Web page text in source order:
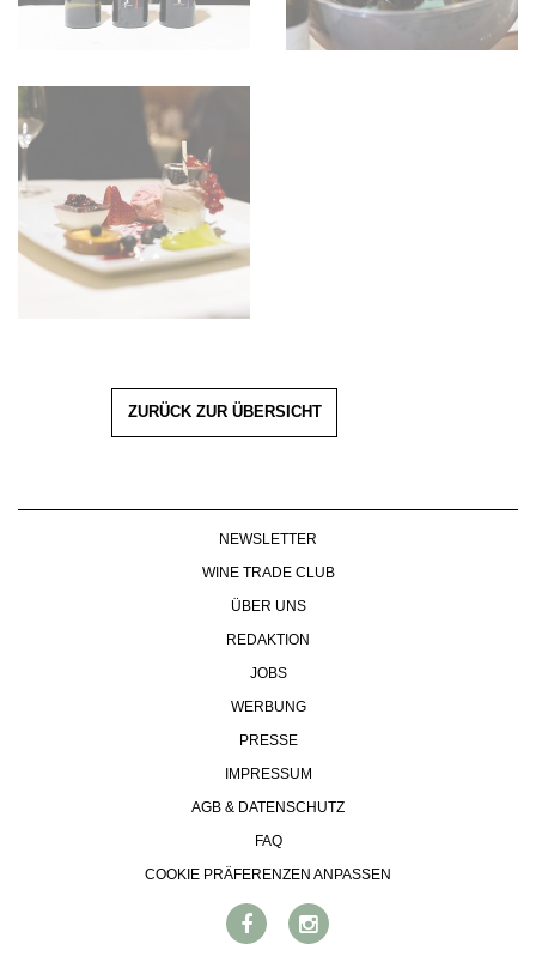
ZURÜCK ZUR ÜBERSICHT
NEWSLETTER
WINE TRADE CLUB
ÜBER UNS
REDAKTION
JOBS
WERBUNG
PRESSE
IMPRESSUM
AGB & DATENSCHUTZ
FAQ
COOKIE PRÄFERENZEN ANPASSEN